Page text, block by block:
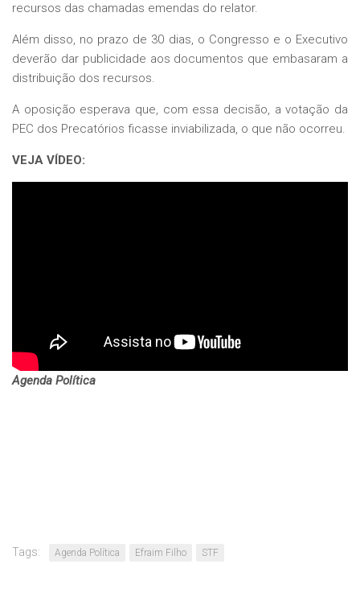
recursos das chamadas emendas do relator.
Além disso, no prazo de 30 dias, o Congresso e o Executivo
deverão dar publicidade aos documentos que embasaram a
distribuição dos recursos.
A oposição esperava que, com essa decisão, a votação da
PEC dos Precatórios ficasse inviabilizada, o que não ocorreu.
VEJA VÍDEO:
Agenda Política
Tags: Agenda Política Efraim Filho STF